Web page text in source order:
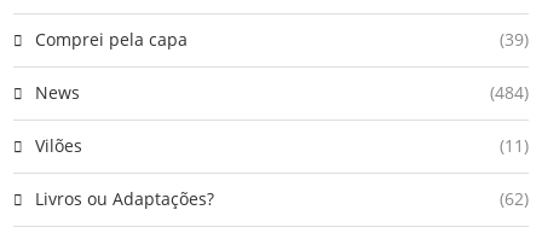
Comprei pela capa (39)
News (484)
Vilões (11)
Livros ou Adaptações? (62)